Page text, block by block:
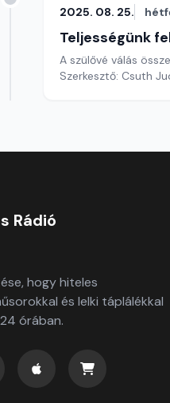
2025. 08. 25.
Teljességünk
A szülővé válás
Szerkesztő: Csuth
Rádió
hogy hiteles
és lelki táplálékkal
órában.